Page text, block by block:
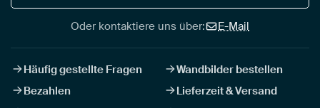
Oder kontaktiere uns über: E-Mail
Häufig gestellte Fragen
Wandbilder bestellen
Bezahlen
Lieferzeit & Versand